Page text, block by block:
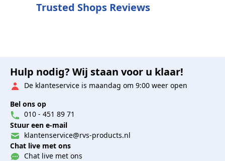
Trusted Shops Reviews
Hulp nodig? Wij staan voor u klaar!
De klanteservice is maandag om 9:00 weer open
Bel ons op
010 - 451 89 71
Stuur een e-mail
klantenservice@rvs-products.nl
Chat live met ons
Chat live met ons